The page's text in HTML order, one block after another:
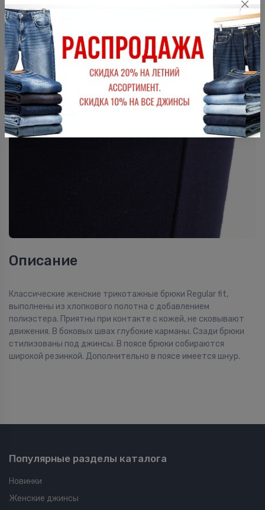
Описание
Классические женские трикотажные брюки Regular fit,
выполнены из хлопкового полотна с добавлением
полиэстера. Приятны при контакте с кожей, не сковывают
движения. В боковых швах глубокие карманы. Сзади брюки
стилизованы под джинсы. В поясе брюки собираются
широкой резинкой. Дополнительно в поясе имеется шнур.
Популярные разделы каталога
Новинки
Женские джинсы